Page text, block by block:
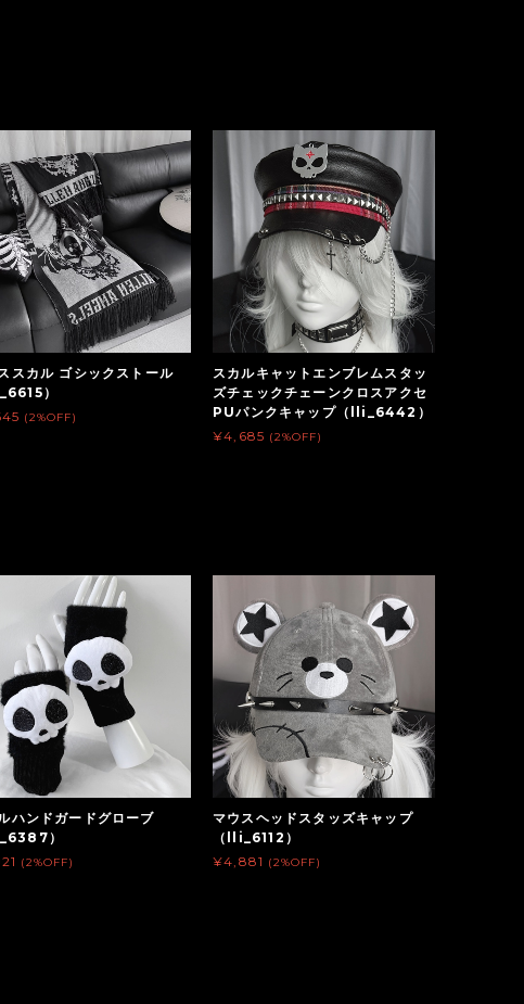
スカル ゴシックストール
）
(2%OFF)
スカルキャットエンブレムスタッ
ズチェックチェーンクロスアクセ
PUパンクキャップ（lli_6442）
¥4,685 (2%OFF)
ハンドガードグローブ
）
(2%OFF)
マウスヘッドスタッズキャップ
（lli_6112）
¥4,881 (2%OFF)